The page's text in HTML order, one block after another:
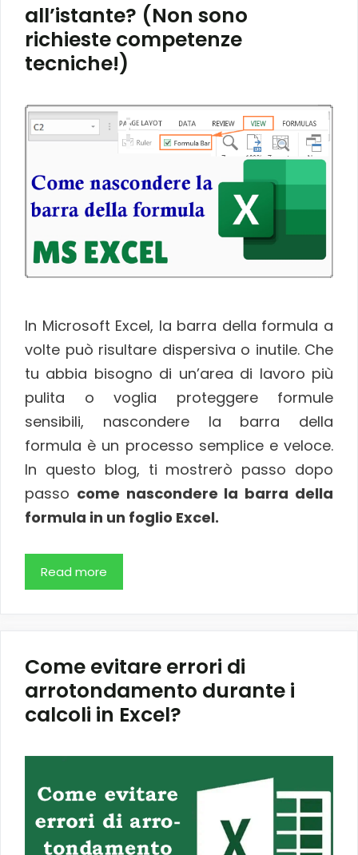
all’istante? (Non sono
richieste competenze
tecniche!)
In Microsoft Excel, la barra della formula a
volte può risultare dispersiva o inutile. Che
tu abbia bisogno di un’area di lavoro più
pulita o voglia proteggere formule
sensibili, nascondere la barra della
formula è un processo semplice e veloce.
In questo blog, ti mostrerò passo dopo
passo come nascondere la barra della
formula in un foglio Excel.
Read more
Come evitare errori di
arrotondamento durante i
calcoli in Excel?